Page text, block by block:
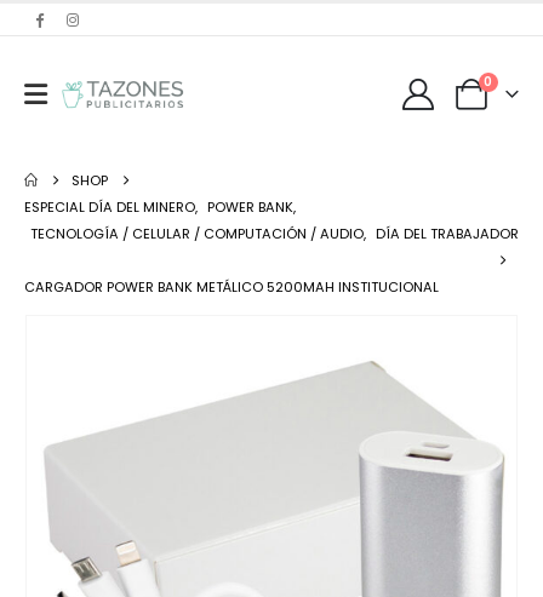
0
SHOP
ESPECIAL DÍA DEL MINERO, POWER BANK,
TECNOLOGÍA / CELULAR / COMPUTACIÓN / AUDIO, DÍA DEL TRABAJADOR
CARGADOR POWER BANK METÁLICO 5200MAH INSTITUCIONAL